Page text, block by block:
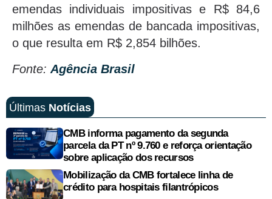
emendas individuais impositivas e R$ 84,6
milhões as emendas de bancada impositivas,
o que resulta em R$ 2,854 bilhões.
Fonte: Agência Brasil
Últimas Notícias
CMB informa pagamento da segunda
parcela da PT nº 9.760 e reforça orientação
sobre aplicação dos recursos
Mobilização da CMB fortalece linha de
crédito para hospitais filantrópicos